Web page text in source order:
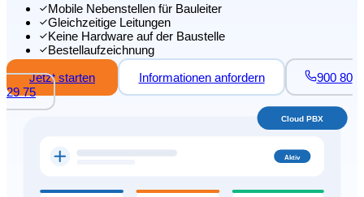
Mobile Nebenstellen für Bauleiter
Gleichzeitige Leitungen
Keine Hardware auf der Baustelle
Bestellaufzeichnung
Jetzt starten
Informationen anfordern
900 80
29 75
Aktiv
Cloud PBX